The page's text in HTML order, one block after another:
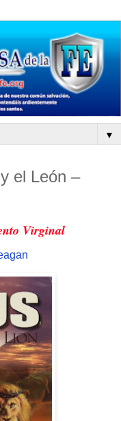
▼
el León –
Virginal